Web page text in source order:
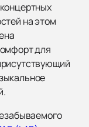
на этом
для